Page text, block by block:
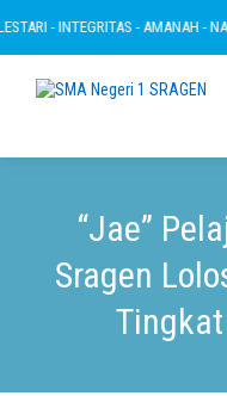
- INTEGRITAS - AMANAH -
“Jae”
Sragen